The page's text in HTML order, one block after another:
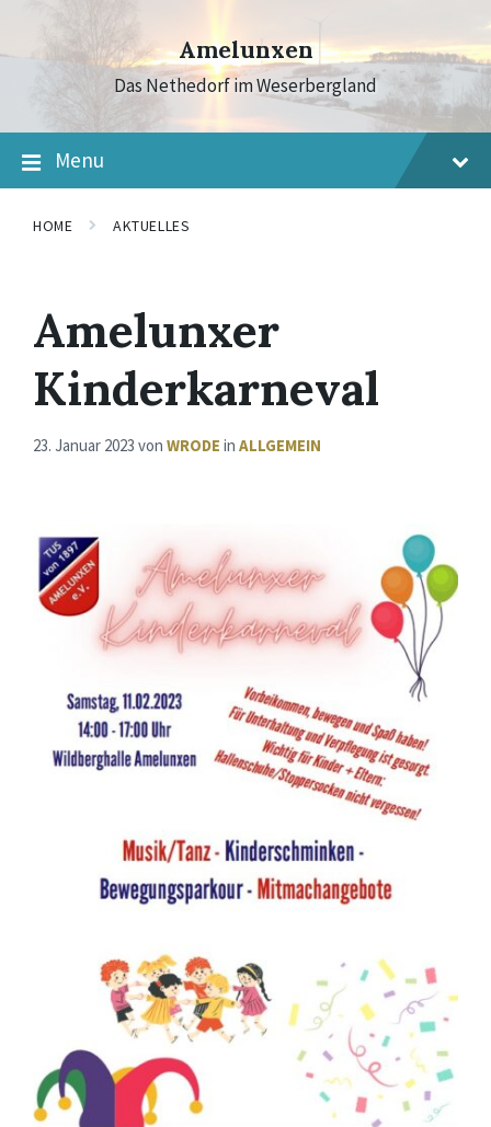
content
main
footer
Amelunxen
Das Nethedorf im Weserbergland
Menu
HOME AKTUELLES
Amelunxer
Kinderkarneval
23. Januar 2023 von WRODE in ALLGEMEIN